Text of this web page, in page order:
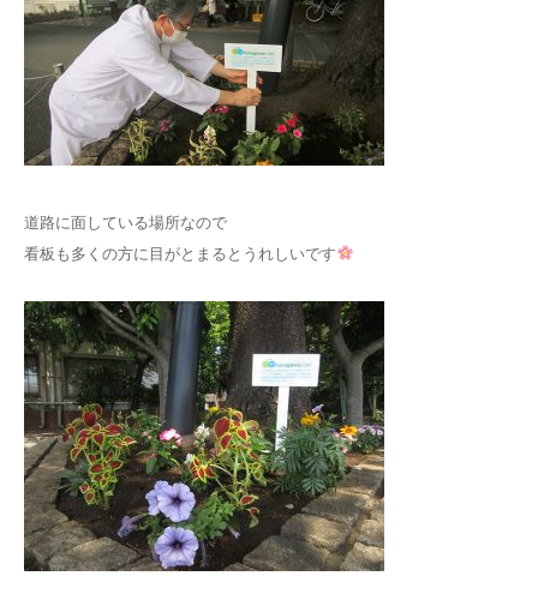
道路に面している場所なので
看板も多くの方に目がとまるとうれしいです